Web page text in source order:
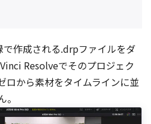
で作成される.drpファイルをダ
Resolveでそのプロジェク
ロから素材をタイムラインに並